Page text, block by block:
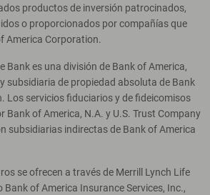
productos de inversión patrocinados,
o proporcionados por compañías que
America Corporation.
Bank es una división de Bank of America,
subsidiaria de propiedad absoluta de Bank
Los servicios fiduciarios y de fideicomisos
Bank of America, N.A. y U.S. Trust Company
subsidiarias indirectas de Bank of America
se ofrecen a través de Merrill Lynch Life
of America Insurance Services, Inc.,